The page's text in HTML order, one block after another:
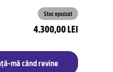
Stoc epuizat
4.300,00 LEI
mă când revine